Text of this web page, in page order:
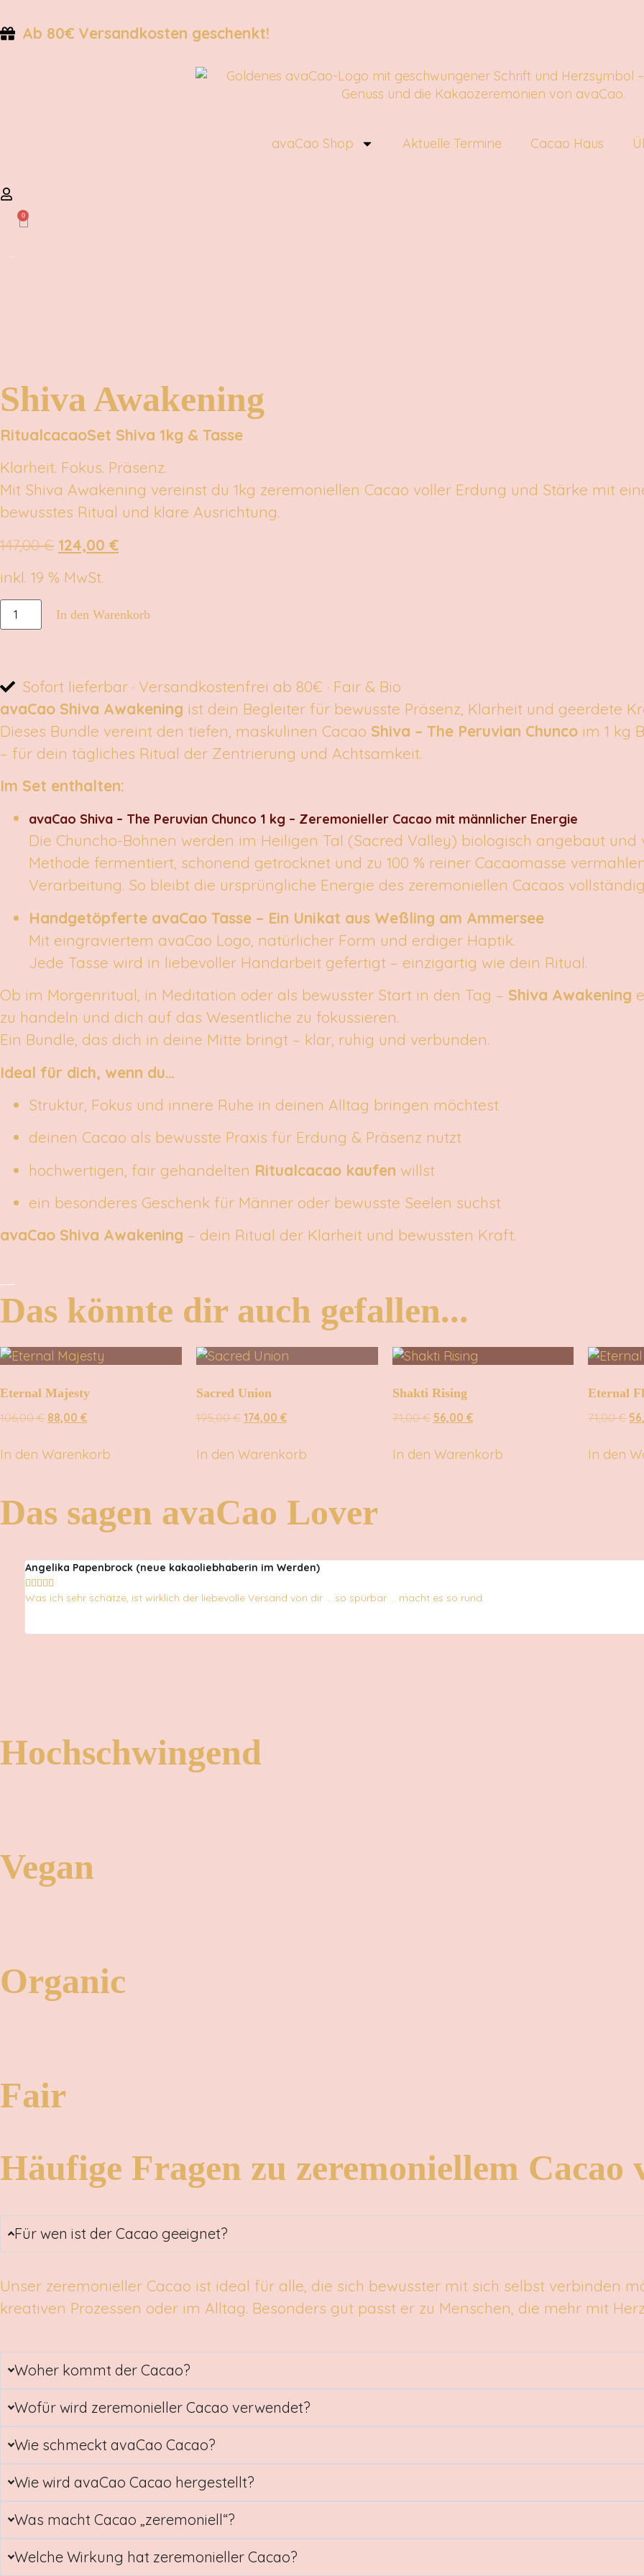
Ab 80€ Versandkosten geschenkt!
avaCao Shop Aktuelle Termine Cacao Haus
0
Shiva Awakening
RitualcacaoSet Shiva 1kg & Tasse
Klarheit. Fokus. Präsenz.
Mit Shiva Awakening vereinst du 1kg zeremoniellen Cacao voller Erdung und Stärke mit
bewusstes Ritual und klare Ausrichtung.
147,00€ 124,00 €
inkl. 19 % MwSt.
In den Warenkorb
Sofort lieferbar · Versandkostenfrei ab 80€ · Fair & Bio
avaCao Shiva Awakening ist dein Begleiter für bewusste Präsenz, Klarheit und geerdete
Dieses Bundle vereint den tiefen, maskulinen Cacao Shiva – The Peruvian Chunco im 1 kg
– für dein tägliches Ritual der Zentrierung und Achtsamkeit.
Im Set enthalten:
avaCao Shiva – The Peruvian Chunco 1 kg – Zeremonieller Cacao mit männlicher Energie
Die Chuncho-Bohnen werden im Heiligen Tal (Sacred Valley) biologisch angebaut
Methode fermentiert, schonend getrocknet und zu 100 % reiner Cacaomasse
Verarbeitung. So bleibt die ursprüngliche Energie des zeremoniellen Cacaos
Handgetöpferte avaCao Tasse – Ein Unikat aus Weßling am Ammersee
Mit eingraviertem avaCao Logo, natürlicher Form und erdiger Haptik.
Jede Tasse wird in liebevoller Handarbeit gefertigt – einzigartig wie dein Ritual.
Ob im Morgenritual, in Meditation oder als bewusster Start in den Tag – Shiva Awakening
zu handeln und dich auf das Wesentliche zu fokussieren.
Ein Bundle, das dich in deine Mitte bringt – klar, ruhig und verbunden.
Ideal für dich, wenn du…
Struktur, Fokus und innere Ruhe in deinen Alltag bringen möchtest
deinen Cacao als bewusste Praxis für Erdung & Präsenz nutzt
hochwertigen, fair gehandelten Ritualcacao kaufen willst
ein besonderes Geschenk für Männer oder bewusste Seelen suchst
avaCao Shiva Awakening – dein Ritual der Klarheit und bewussten Kraft.
Das könnte dir auch gefallen...
Eternal Majesty
106,00€ 88,00 €
In den Warenkorb
Sacred Union
195,00€ 174,00 €
In den Warenkorb
Shakti Rising
71,00€ 56,00 €
In den Warenkorb
Eternal
71,00€
In den
Das sagen avaCao Lover
Angelika Papenbrock (neue kakaoliebhaberin im Werden)

Was ich sehr schätze, ist wirklich der liebevolle Versand von dir … so spürbar … macht es so rund.
Hochschwingend
Vegan
Organic
Fair
Häufige Fragen zu zeremoniellem Cacao
Für wen ist der Cacao geeignet?
Unser zeremonieller Cacao ist ideal für alle, die sich bewusster mit sich selbst verbinden
kreativen Prozessen oder im Alltag. Besonders gut passt er zu Menschen, die mehr mit
Woher kommt der Cacao?
Wofür wird zeremonieller Cacao verwendet?
Wie schmeckt avaCao Cacao?
Wie wird avaCao Cacao hergestellt?
Was macht Cacao „zeremoniell“?
Welche Wirkung hat zeremonieller Cacao?